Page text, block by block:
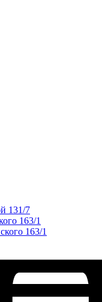
131/7
163/1
163/1